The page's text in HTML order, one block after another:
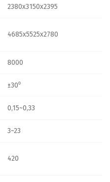
2380x3150x2395
4685x5525x2780
8000
±30⁰
0,15~0,33
3~23
420